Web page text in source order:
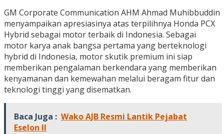
GM Corporate Communication AHM Ahmad Muhibbuddin
menyampaikan apresiasinya atas terpilihnya Honda PCX
Hybrid sebagai motor terbaik di Indonesia. Sebagai
motor karya anak bangsa pertama yang berteknologi
hybrid di Indonesia, motor skutik premium ini siap
memberikan pengalaman berkendara yang memberikan
kenyamanan dan kemewahan melalui beragam fitur dan
teknologi tinggi yang disematkan.
Baca Juga : Wako AJB Resmi Lantik Pejabat
Eselon II